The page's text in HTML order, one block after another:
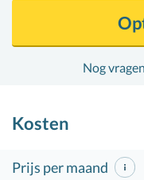
Nog
Kosten
Prijs per maand